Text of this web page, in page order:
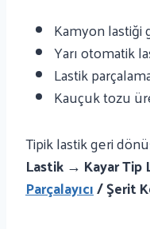
Kamyon
Yarı otomatik
Lastik
Kauçuk tozu
Tipik lastik geri
Lastik → Kayar Tip
Parçalayıcı/ Şerit